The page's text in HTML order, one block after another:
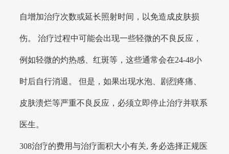
自增加治疗次数或延长照射时间，以免造成皮肤损
伤。 治疗过程中可能会出现一些轻微的不良反应，
例如轻微的灼热感、红斑等，这些通常会在24-48小
时后自行消退。 但是，如果出现水泡、剧烈疼痛、
皮肤溃烂等严重不良反应，必须立即停止治疗并联系
医生。
308治疗的费用与治疗面积大小有关, 务必选择正规医